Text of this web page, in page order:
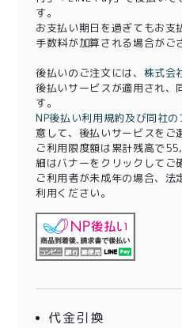
す。
お支払い期日を過ぎてもお支
手数料が加算される場合がご
後払いのご注文には、 株式会
後払いサービスが適用され、
す。
NP後払い利用規約及び同社
意して、後払いサービスをご
ご利用限度額は累計残高で
細はバナーをクリックしてご
ご利用者が未成年の場合、法
利用ください。
代金引換